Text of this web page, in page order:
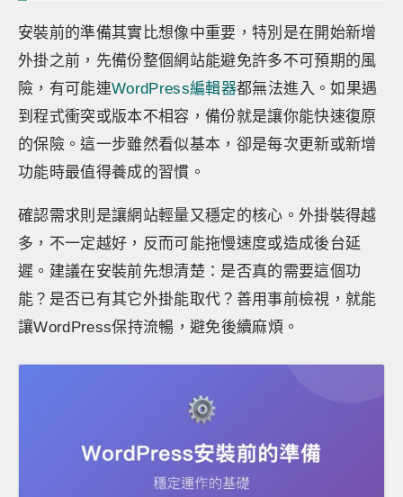
安裝前的準備其實比想像中重要，特別是在開始新增
外掛之前，先備份整個網站能避免許多不可預期的風
險，有可能連WordPress編輯器都無法進入。如果遇
到程式衝突或版本不相容，備份就是讓你能快速復原
的保險。這一步雖然看似基本，卻是每次更新或新增
功能時最值得養成的習慣。
確認需求則是讓網站輕量又穩定的核心。外掛裝得越
多，不一定越好，反而可能拖慢速度或造成後台延
遲。建議在安裝前先想清楚：是否真的需要這個功
能？是否已有其它外掛能取代？善用事前檢視，就能
讓WordPress保持流暢，避免後續麻煩。